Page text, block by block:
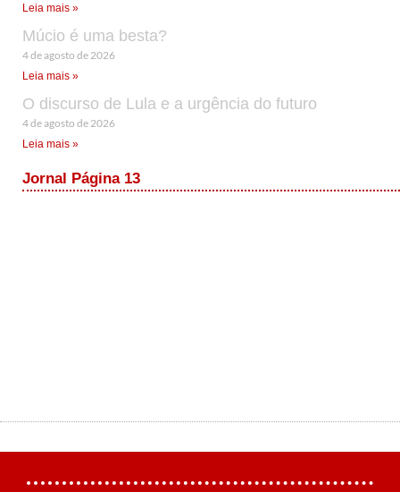
Leia mais »
Múcio é uma besta?
4 de agosto de 2026
Leia mais »
O discurso de Lula e a urgência do futuro
4 de agosto de 2026
Leia mais »
Jornal Página 13